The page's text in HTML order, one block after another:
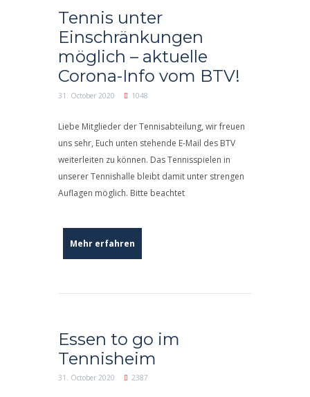
Tennis unter
Einschränkungen
möglich – aktuelle
Corona-Info vom BTV!
31. October 2020 1048
Liebe Mitglieder der Tennisabteilung, wir freuen
uns sehr, Euch unten stehende E-Mail des BTV
weiterleiten zu können. Das Tennisspielen in
unserer Tennishalle bleibt damit unter strengen
Auflagen möglich. Bitte beachtet
Mehr erfahren
Essen to go im
Tennisheim
31. October 2020 2387